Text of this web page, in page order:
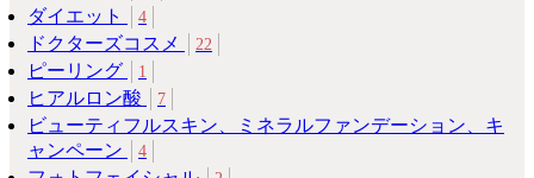
ダイエット 4
ドクターズコスメ 22
ピーリング 1
ヒアルロン酸 7
ビューティフルスキン、ミネラルファンデーション、キ
ャンペーン
4